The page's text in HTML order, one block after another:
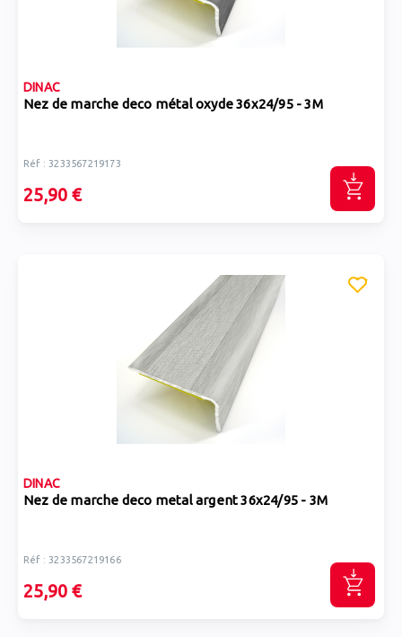
DINAC
Nez de marche deco métal oxyde 36x24/95 - 3M
Réf : 3233567219173
25,90 €
DINAC
Nez de marche deco metal argent 36x24/95 - 3M
Réf : 3233567219166
25,90 €